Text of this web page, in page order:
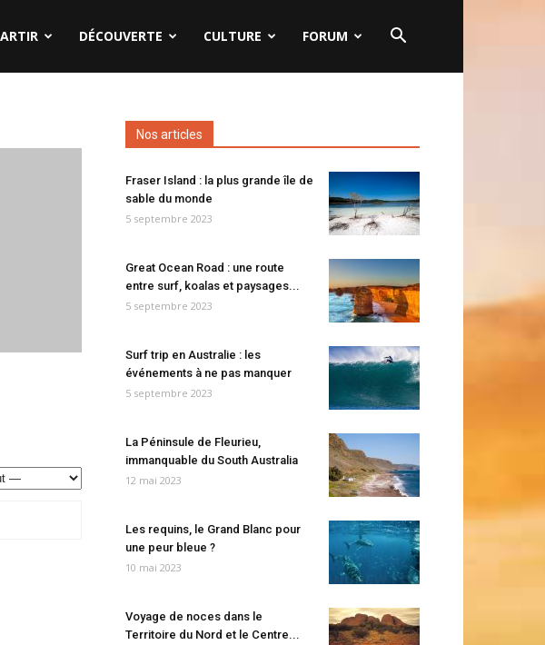
DÉCOUVERTE CULTURE FORUM
Nos articles
Fraser Island : la plus grande île de
sable du monde
5 septembre 2023
Great Ocean Road : une route
entre surf, koalas et paysages...
5 septembre 2023
Surf trip en Australie : les
événements à ne pas manquer
5 septembre 2023
La Péninsule de Fleurieu,
immanquable du South Australia
12 mai 2023
Les requins, le Grand Blanc pour
une peur bleue ?
10 mai 2023
Voyage de noces dans le
Territoire du Nord et le Centre...